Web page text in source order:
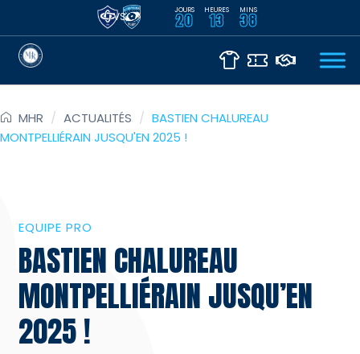
VS JOURS
20 HEURES
13 MINS
38
MHR / ACTUALITÉS / BASTIEN CHALUREAU
MONTPELLIÉRAIN JUSQU'EN 2025 !
EQUIPE PRO
BASTIEN CHALUREAU
MONTPELLIÉRAIN JUSQU’EN
2025 !